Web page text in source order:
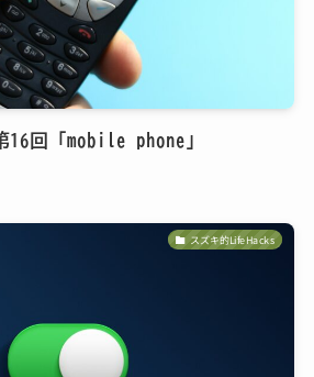
回「mobile phone」
スズキ的LifeHacks